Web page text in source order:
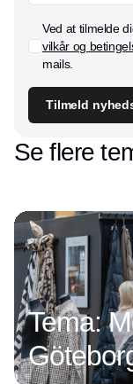
Ved at tilmelde
vilkår og
mails.
Tilmeld
Se flere
Tema: